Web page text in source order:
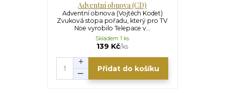
Adventní obnova (CD)
Adventní obnova (Vojtěch Kodet)
Zvuková stopa pořadu, který pro TV
Noe vyrobilo Telepace v...
139 Kč/ks
Skladem 1 ks
Přidat do košíku